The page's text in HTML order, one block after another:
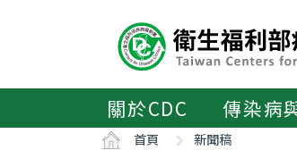
區
關於CDC 傳染病
首頁 新聞稿